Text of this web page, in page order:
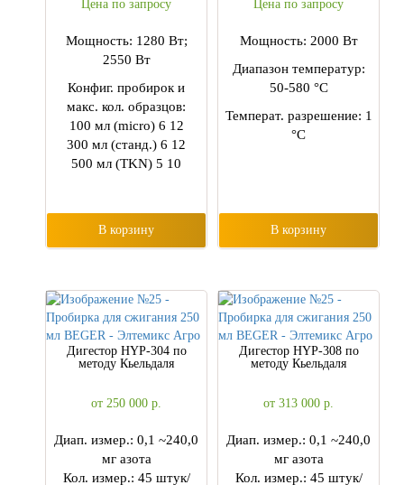
Цена по запросу
Мощность: 1280 Вт;
2550 Вт
Конфиг. пробирок и
макс. кол. образцов:
100 мл (micro) 6 12
300 мл (станд.) 6 12
500 мл (TKN) 5 10
В корзину
Цена по запросу
Мощность: 2000 Вт
Диапазон температур:
50-580 °C
Температ. разрешение: 1
°C
В корзину
Дигестор HYP-304 по
методу Кьельдаля
от 250 000 р.
Диап. измер.: 0,1 ~240,0
мг азота
Кол. измер.: 45 штук/
Дигестор HYP-308 по
методу Кьельдаля
от 313 000р.
Диап. измер.: 0,1 ~240,0
мг азота
Кол. измер.: 45 штук/